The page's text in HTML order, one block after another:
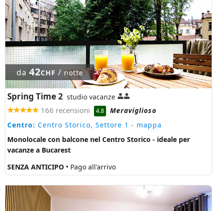
da 42CHF / notte
Spring Time 2 studio vacanze
166 recensioni 4.8
Meraviglioso
Centro: Centro Storico, Settore 1 - mappa
Monolocale con balcone nel Centro Storico - ideale per
vacanze a Bucarest
SENZA ANTICIPO • Pago all'arrivo